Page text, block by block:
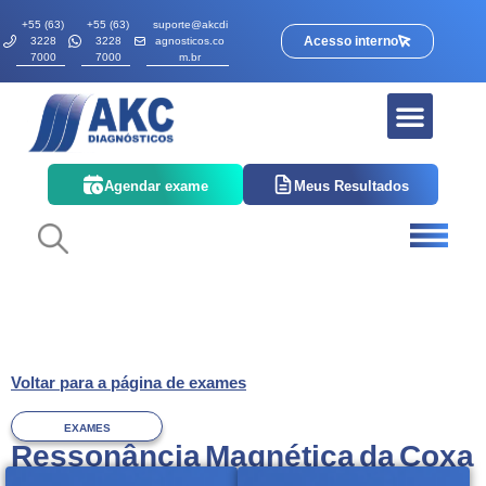
+55 (63)
3228
7000
+55 (63)
3228
7000
suporte@akcdi
agnosticos.co
m.br
Acesso interno
Agendar exame Meus Resultados
Voltar para a página de exames
EXAMES
Ressonância Magnética da Coxa